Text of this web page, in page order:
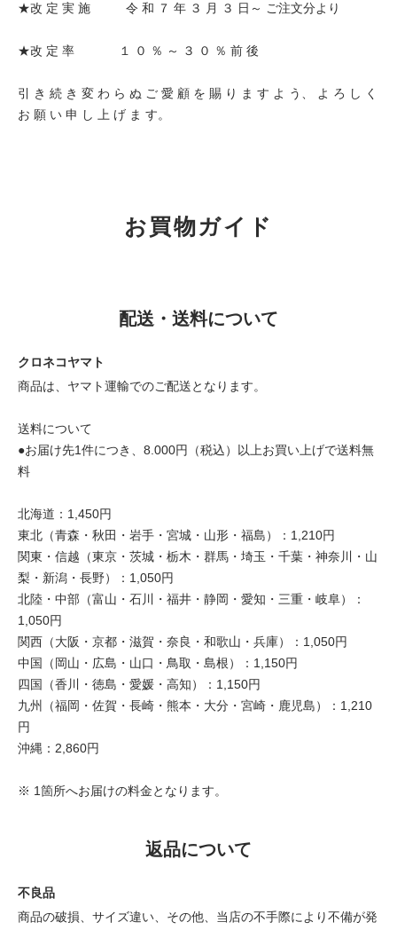
★改 定 実 施 令 和 ７ 年 ３ 月 ３ 日～ ご注文分より
★改 定 率 １ ０ ％ ～ ３ ０ ％ 前 後
引 き 続 き 変 わ ら ぬ ご 愛 顧 を 賜 り ま す よ う、 よ ろ し く
お 願 い 申 し 上 げ ま す。
お買物ガイド
配送・送料について
クロネコヤマト
商品は、ヤマト運輸でのご配送となります。
送料について
●お届け先1件につき、8.000円（税込）以上お買い上げで送料無
料
北海道：1,450円
東北（青森・秋田・岩手・宮城・山形・福島）：1,210円
関東・信越（東京・茨城・栃木・群馬・埼玉・千葉・神奈川・山
梨・新潟・長野）：1,050円
北陸・中部（富山・石川・福井・静岡・愛知・三重・岐阜）：
1,050円
関西（大阪・京都・滋賀・奈良・和歌山・兵庫）：1,050円
中国（岡山・広島・山口・鳥取・島根）：1,150円
四国（香川・徳島・愛媛・高知）：1,150円
九州（福岡・佐賀・長崎・熊本・大分・宮崎・鹿児島）：1,210
円
沖縄：2,860円
※ 1箇所へお届けの料金となります。
返品について
不良品
商品の破損、サイズ違い、その他、当店の不手際により不備が発